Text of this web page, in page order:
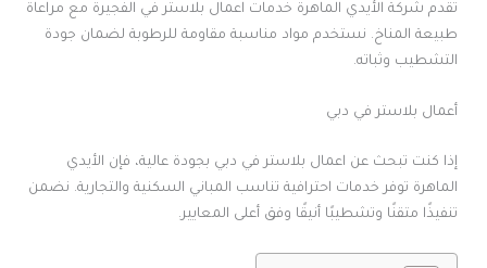
تقدم شركة الأيدي الماهرة خدمات اعمال بلاستر في الفجيرة مع مراعاة
طبيعة المناخ. نستخدم مواد مناسبة مقاومة للرطوبة لضمان جودة
التشطيب وثباته.
أعمال بلاستر في دبي
إذا كنت تبحث عن اعمال بلاستر في دبي بجودة عالية، فإن الأيدي
الماهرة توفر خدمات احترافية تناسب المباني السكنية والتجارية. نضمن
تنفيذًا متقنًا وتشطيبًا أنيقًا وفق أعلى المعايير.